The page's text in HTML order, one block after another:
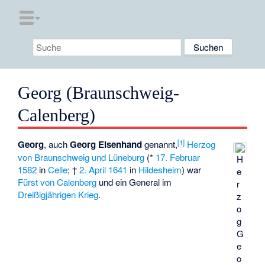
Georg (Braunschweig-
Calenberg)
H
e
r
z
o
g
G
e
o
Georg, auchGeorg Eisenhandgenannt,[1] Herzog
von Braunschweig und Lüneburg (* 17. Februar
1582 inCelle; †2. April 1641 in Hildesheim) war
Fürst von Calenberg und ein General im
Dreißigjährigen Krieg.